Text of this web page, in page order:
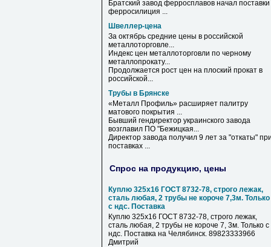
Братский завод ферросплавов начал поставки
ферросилиция ...
Швеллер-цена
За октябрь средние цены в российской
металлоторговле...
Индекс цен металлоторговли по черному
металлопрокату...
Продолжается рост цен на плоский прокат в
российской...
Трубы в Брянске
«Металл Профиль» расширяет палитру
матового покрытия ...
Бывший гендиректор украинского завода
возглавил ПО "Бежицкая...
Директор завода получил 9 лет за "откаты"
поставках ...
Спрос на продукцию, цены
Куплю 325х16 ГОСТ 8732-78, строго лежак,
сталь любая, 2 трубы не короче 7,3м. Только
с ндс. Поставка
Куплю 325х16 ГОСТ 8732-78, строго лежак,
сталь любая, 2 трубы не короче 7, 3м. Только с
ндс. Поставка на Челябинск. 89823333966
Дмитрий